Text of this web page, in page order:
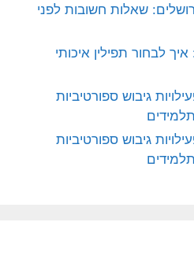
שאלות חשובות לפני
לבחור תפילין איכותי
גיבוש ספורטיביות
גיבוש ספורטיביות